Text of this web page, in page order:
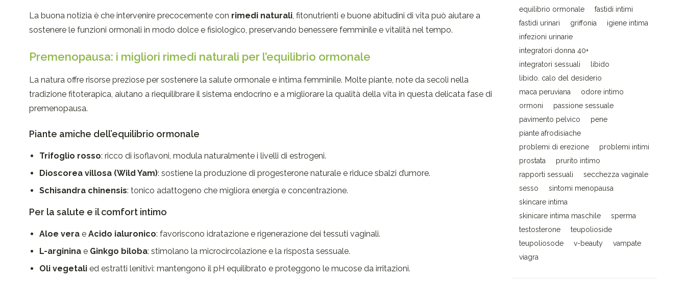
La buona notizia è che intervenire precocemente con rimedi naturali, fitonutrienti e buone abitudini di vita può aiutare a
sostenere le funzioni ormonali in modo dolce e fisiologico, preservando benessere femminile e vitalità nel tempo.
Premenopausa: i migliori rimedi naturali per l’equilibrio ormonale
La natura offre risorse preziose per sostenere la salute ormonale e intima femminile. Molte piante, note da secoli nella
tradizione fitoterapica, aiutano a riequilibrare il sistema endocrino e a migliorare la qualità della vita in questa delicata fase di
premenopausa.
Piante amiche dell’equilibrio ormonale
Trifoglio rosso: ricco di isoflavoni, modula naturalmente i livelli di estrogeni.
Dioscorea villosa (Wild Yam): sostiene la produzione di progesterone naturale e riduce sbalzi d’umore.
Schisandra chinensis: tonico adattogeno che migliora energia e concentrazione.
Per la salute e il comfort intimo
Aloe vera e Acido ialuronico: favoriscono idratazione e rigenerazione dei tessuti vaginali.
L-arginina e Ginkgo biloba: stimolano la microcircolazione e la risposta sessuale.
Oli vegetali ed estratti lenitivi: mantengono il pH equilibrato e proteggono le mucose da irritazioni.
equilibrio ormonale
fastidi intimi
fastidi urinari
griffonia
igiene intima
infezioni urinarie
integratori donna 40+
integratori sessuali
libido
libido. calo del desiderio
maca peruviana
odore intimo
ormoni
passione sessuale
pavimento pelvico
pene
piante afrodisiache
problemi di erezione
problemi intimi
prostata
prurito intimo
rapporti sessuali
secchezza vaginale
sesso
sintomi menopausa
skincare intima
skinicare intima maschile
sperma
testosterone
teupolioside
teupoliosode
v-beauty
vampate
viagra